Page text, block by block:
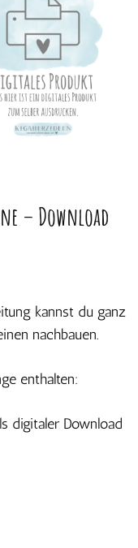
– Download
kannst du ganz
nachbauen.
enthalten:
digitaler Download